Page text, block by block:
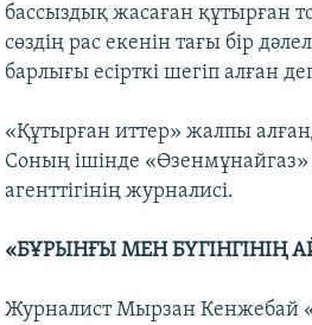
бассыздық жасаған құтырған
сөздің рас екенін тағы бір
барлығы есірткі шегіп алған
«Құтырған иттер» жалпы
Соның ішінде
агенттігінің журналисі.
«БҰРЫНҒЫ МЕН БҮГІНГІНІҢ
Журналист Мырзан Кенжебай